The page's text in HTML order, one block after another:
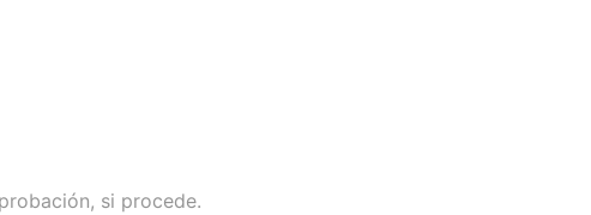
si procede.